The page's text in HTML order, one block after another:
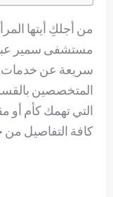
من أجلكِ أيتها
مستشفى سمير
سريعة عن خدمات
المتخصصين
التي تهمك كأم
كافة التفاصيل من